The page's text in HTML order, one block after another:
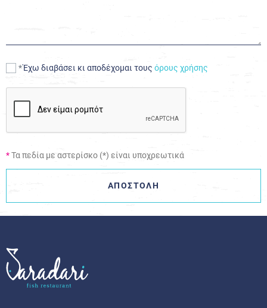
Έχω διαβάσει κι αποδέχομαι τους όρους χρήσης
*Τα πεδία με αστερίσκο (*) είναι υποχρεωτικά
ΑΠΟΣΤΟΛΗ